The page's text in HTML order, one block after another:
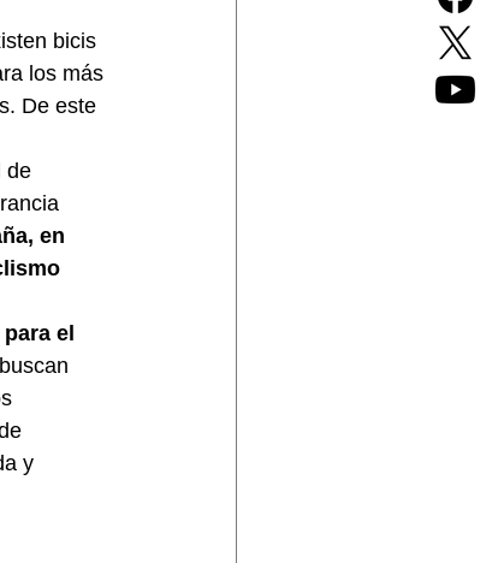
bicis
los más
De este
de
en
el
y